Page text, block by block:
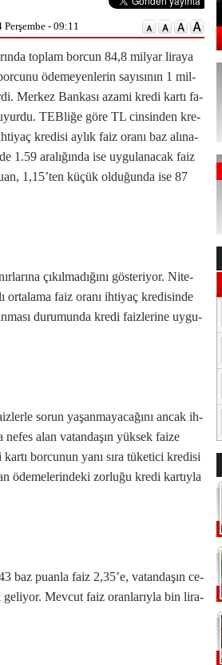
- 09:11
top­lam bor­cun 84,8 mil­yar li­ra­ya
öde­me­yen­le­rin sa­yı­sı­nın 1 mil­
Mer­kez Ban­ka­sı aza­mi kre­di kar­tı fa­
TEB­li­ğe gö­re TL cin­sin­den kre­
kre­di­si ay­lık fa­iz ora­nı baz alı­na­
1.59 ara­lı­ğın­da ise uy­gu­la­na­cak fa­iz
1,15’ten kü­çük ol­du­ğun­da ise 87
çı­kıl­ma­dı­ğı­nı gös­te­ri­yor. Ni­te­
or­ta­la­ma fa­iz ora­nı ih­ti­yaç kre­di­sin­de
du­ru­mun­da kre­di fa­iz­le­ri­ne uy­gu­
so­run ya­şan­ma­ya­ca­ğı­nı an­cak ih­
alan va­tan­da­şın yük­sek fai­ze
bor­cu­nun ya­nı sı­ra tü­ke­ti­ci kre­di­si
öde­me­le­rin­de­ki zor­lu­ğu kre­di kar­tıy­la
baz pu­an­la fa­iz 2,35’e, va­tan­da­şın ce­
ge­li­yor. Mev­cut fa­iz oran­la­rıy­la bin li­ra­